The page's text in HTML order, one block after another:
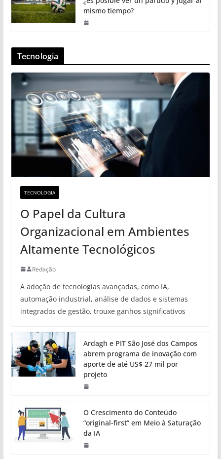
mismo tiempo?
Tecnologia
TECNOLOGIA
O Papel da Cultura
Organizacional em Ambientes
Altamente Tecnológicos
Redação
A adoção de tecnologias avançadas, como IA,
automação industrial, análise de dados e sistemas
integrados de gestão, trouxe ganhos significativos
Ardagh e PIT São José dos Campos
abrem programa de inovação com
aporte de até US$ 27 mil por
projeto
O Crescimento do Conteúdo
“original-first” em Meio à Saturação
da IA